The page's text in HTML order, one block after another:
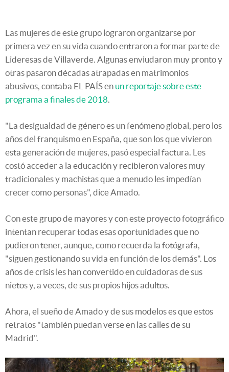
Las mujeres de este grupo lograron organizarse por
primera vez en su vida cuando entraron a formar parte de
Lideresas de Villaverde. Algunas enviudaron muy pronto y
otras pasaron décadas atrapadas en matrimonios
abusivos, contaba EL PAÍS en un reportaje sobre este
programa a finales de 2018.
"La desigualdad de género es un fenómeno global, pero los
años del franquismo en España, que son los que vivieron
esta generación de mujeres, pasó especial factura. Les
costó acceder a la educación y recibieron valores muy
tradicionales y machistas que a menudo les impedían
crecer como personas", dice Amado.
Con este grupo de mayores y con este proyecto fotográfico
intentan recuperar todas esas oportunidades que no
pudieron tener, aunque, como recuerda la fotógrafa,
"siguen gestionando su vida en función de los demás". Los
años de crisis les han convertido en cuidadoras de sus
nietos y, a veces, de sus propios hijos adultos.
Ahora, el sueño de Amado y de sus modelos es que estos
retratos "también puedan verse en las calles de su
Madrid".